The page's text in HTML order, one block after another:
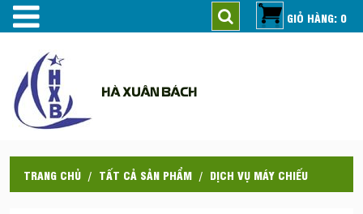
HÀ XUÂN BÁCH
TRANG CHỦ TẤT CẢ SẢN PHẨM DỊCH VỤ MÁY CHIẾU
GIỎ HÀNG: 0